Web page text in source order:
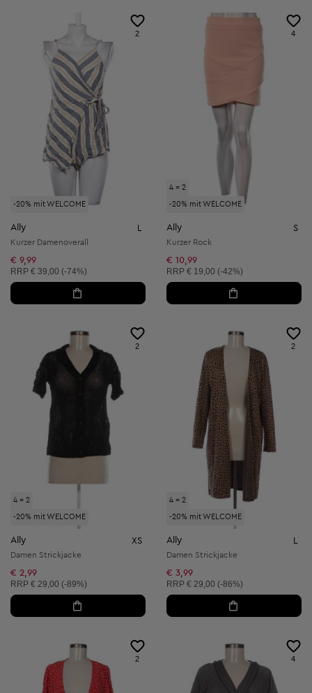
-20% mit WELCOME
2
Ally L
Kurzer Damenoverall
€ 9,99
Unverbindliche Preisempfehlung:
RRP € 39,00 (-74%)
4 = 2
-20% mit WELCOME
4
Ally S
Kurzer Rock
€ 10,99
Unverbindliche Preisempfehlung:
RRP € 19,00 (-42%)
4 = 2
-20% mit WELCOME
2
Ally XS
Damen Strickjacke
€ 2,99
Unverbindliche Preisempfehlung:
RRP € 29,00 (-89%)
4 = 2
-20% mit WELCOME
2
Ally L
Damen Strickjacke
€ 3,99
Unverbindliche Preisempfehlung:
RRP € 29,00 (-86%)
2 4